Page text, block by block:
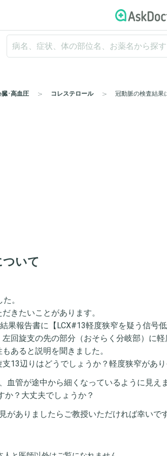
臓･高血圧 コレステロール 冠動脈の検査結果
ついて
。
きたいことがあります。
果報告書に【LCX#13軽度狭窄を疑う信号
回旋支の先の部分（おそらく分岐部）に
あると説明を聞きました。
13辺りはどうでしょうか？軽度狭窄があり
血管が途中から細くなっているように見え
か？大丈夫でしょうか？
がありましたらご教授いただければ幸いです